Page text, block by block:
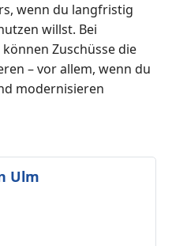
wenn du langfristig
willst. Bei
Zuschüsse die
– vor allem, wenn du
modernisieren
Ulm